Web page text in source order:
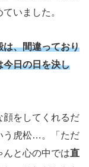
いました。
は、間違っており
今日の日を決し
顔をしてくれるだ
う虎松…。「ただ
んと心の中では直